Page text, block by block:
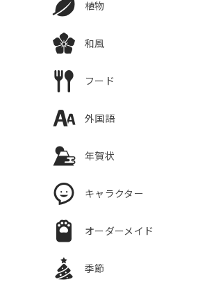
植物
和風
フード
外国語
年賀状
キャラクター
オーダーメイド
季節